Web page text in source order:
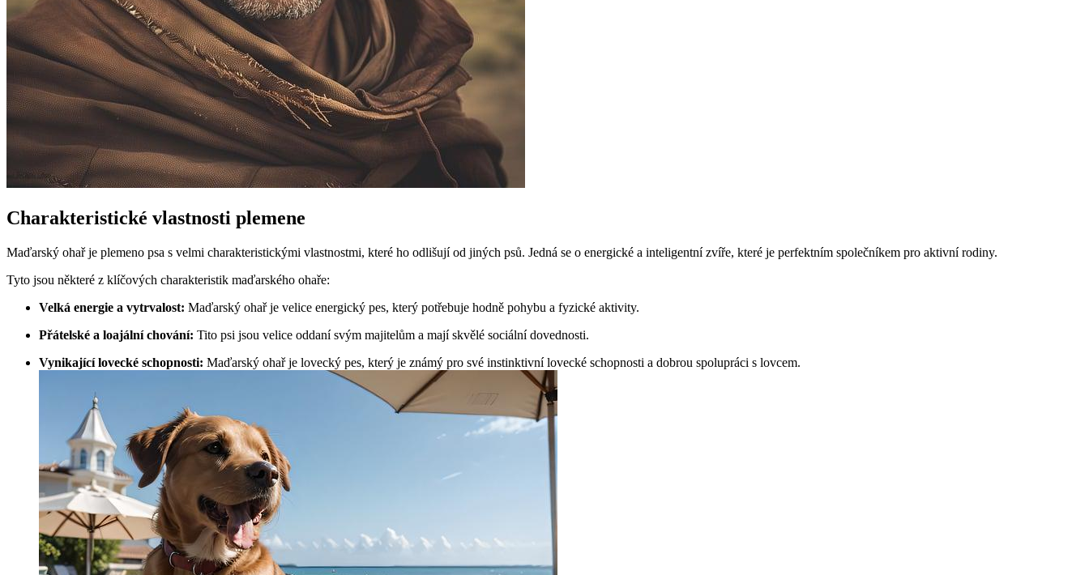
Charakteristické vlastnosti plemene
Maďarský ohař je plemeno psa s velmi charakteristickými vlastnostmi, které ho odlišují od jiných psů. Jedná se o energické a inteligentní zvíře, které je perfektním společníkem pro aktivní rodiny.
Tyto jsou některé z klíčových charakteristik maďarského ohaře:
Velká energie a vytrvalost: Maďarský ohař je velice energický pes, který potřebuje hodně pohybu a fyzické aktivity.
Přátelské a loajální chování: Tito psi jsou velice oddaní svým majitelům a mají skvělé sociální dovednosti.
Vynikající lovecké schopnosti: Maďarský ohař je lovecký pes, který je známý pro své instinktivní lovecké schopnosti a dobrou spolupráci s lovcem.